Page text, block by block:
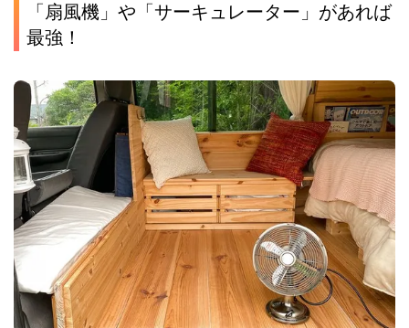
「扇風機」や「サーキュレーター」があれば
最強！